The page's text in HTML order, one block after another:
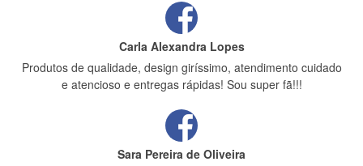
Carla Alexandra Lopes
Produtos de qualidade, design giríssimo, atendimento cuidado
e atencioso e entregas rápidas! Sou super fã!!!
Sara Pereira de Oliveira